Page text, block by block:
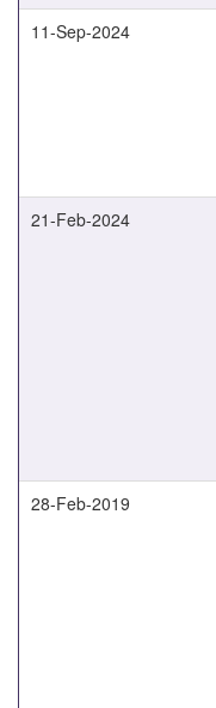
11-Sep-2024
21-Feb-2024
28-Feb-2019